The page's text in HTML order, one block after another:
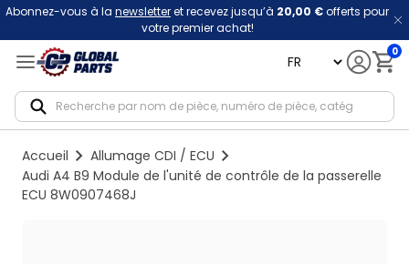
Abonnez-vous à la newsletteret recevez jusqu’à 20,00 €offerts pour
votre premier achat!
language 0
Accueil
Allumage CDI / ECU
Audi A4 B9 Module de l'unité de contrôle de la passerelle
ECU 8W0907468J